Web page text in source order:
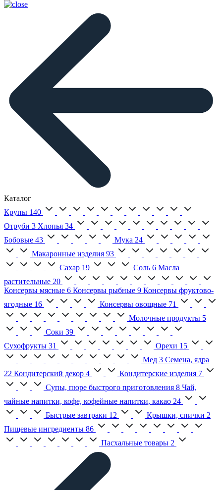
Каталог
Крупы 140
Отруби 3 Хлопья 34
Бобовые 43 Мука 24
Макаронные изделия 93
Сахар 19 Соль 6 Масла
растительные 20
Консервы мясные 6 Консервы рыбные 9 Консервы фруктово-
ягодные 16 Консервы овощные 71
Молочные продукты 5
Соки 39
Сухофрукты 31 Орехи 15
Мед 3 Семена, ядра
22 Кондитерский декор 4 Кондитерские изделия 7
Супы, пюре быстрого приготовления 8 Чай,
чайные напитки, кофе, кофейные напитки, какао 24
Быстрые завтраки 12 Крышки, спички 2
Пищевые ингредиенты 86
Пасхальные товары 2